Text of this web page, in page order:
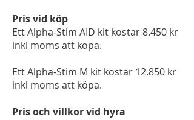
Pris vid köp
Ett Alpha-Stim AID kit kostar 8.450 kr
inkl moms att köpa.
Ett Alpha-Stim M kit kostar 12.850 kr
inkl moms att köpa.
Pris och villkor vid hyra